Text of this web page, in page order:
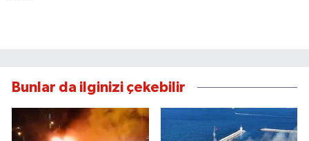
Bunlar da ilginizi çekebilir